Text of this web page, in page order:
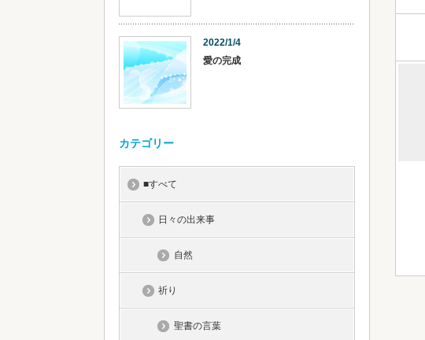
2022/1/4
愛の完成
カテゴリー
■すべて
日々の出来事
自然
祈り
聖書の言葉